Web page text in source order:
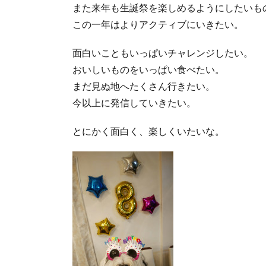
また来年も生誕祭を楽しめるようにしたいも
この一年はよりアクティブにいきたい。
面白いこともいっぱいチャレンジしたい。
おいしいものをいっぱい食べたい。
まだ見ぬ地へたくさん行きたい。
今以上に発信していきたい。
とにかく面白く、楽しくいたいな。